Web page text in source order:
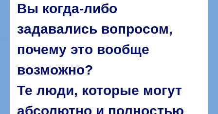
Вы когда-либо
задавались вопросом,
почему это вообще
возможно?
Те люди, которые могут
абсолютно и полностью